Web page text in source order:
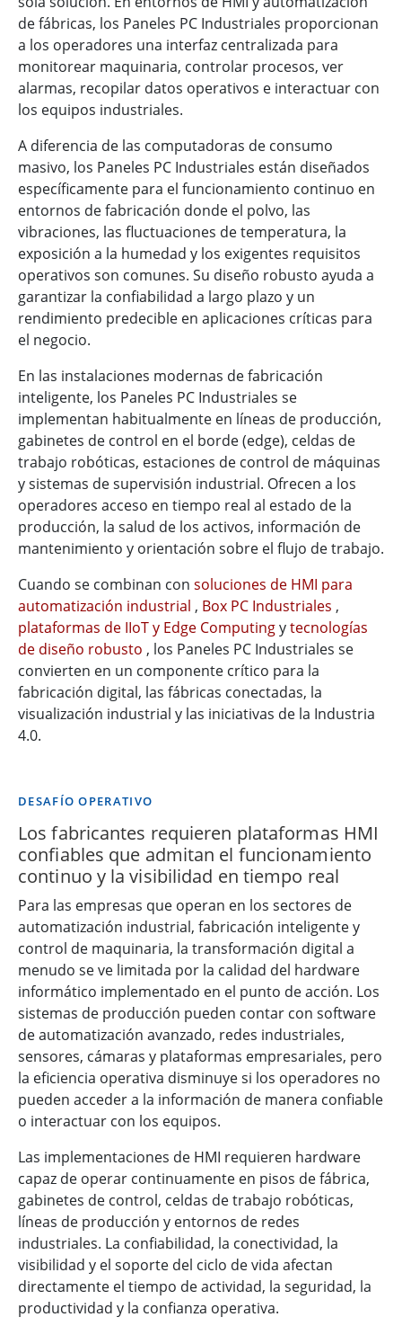
de fábricas, los Paneles PC Industriales proporcionan
a los operadores una interfaz centralizada para
monitorear maquinaria, controlar procesos, ver
alarmas, recopilar datos operativos e interactuar con
los equipos industriales.
A diferencia de las computadoras de consumo
masivo, los Paneles PC Industriales están diseñados
específicamente para el funcionamiento continuo en
entornos de fabricación donde el polvo, las
vibraciones, las fluctuaciones de temperatura, la
exposición a la humedad y los exigentes requisitos
operativos son comunes. Su diseño robusto ayuda a
garantizar la confiabilidad a largo plazo y un
rendimiento predecible en aplicaciones críticas para
el negocio.
En las instalaciones modernas de fabricación
inteligente, los Paneles PC Industriales se
implementan habitualmente en líneas de producción,
gabinetes de control en el borde (edge), celdas de
trabajo robóticas, estaciones de control de máquinas
y sistemas de supervisión industrial. Ofrecen a los
operadores acceso en tiempo real al estado de la
producción, la salud de los activos, información de
mantenimiento y orientación sobre el flujo de trabajo.
Cuando se combinan con soluciones de HMI para
automatización industrial , Box PC Industriales ,
plataformas de IIoT y Edge Computingytecnologías
de diseño robusto , los Paneles PC Industriales se
convierten en un componente crítico para la
fabricación digital, las fábricas conectadas, la
visualización industrial y las iniciativas de la Industria
4.0.
DESAFÍO OPERATIVO
Los fabricantes requieren plataformas HMI
confiables que admitan el funcionamiento
continuo y la visibilidad en tiempo real
Para las empresas que operan en los sectores de
automatización industrial, fabricación inteligente y
control de maquinaria, la transformación digital a
menudo se ve limitada por la calidad del hardware
informático implementado en el punto de acción. Los
sistemas de producción pueden contar con software
de automatización avanzado, redes industriales,
sensores, cámaras y plataformas empresariales, pero
la eficiencia operativa disminuye si los operadores no
pueden acceder a la información de manera confiable
o interactuar con los equipos.
Las implementaciones de HMI requieren hardware
capaz de operar continuamente en pisos de fábrica,
gabinetes de control, celdas de trabajo robóticas,
líneas de producción y entornos de redes
industriales. La confiabilidad, la conectividad, la
visibilidad y el soporte del ciclo de vida afectan
directamente el tiempo de actividad, la seguridad, la
productividad y la confianza operativa.